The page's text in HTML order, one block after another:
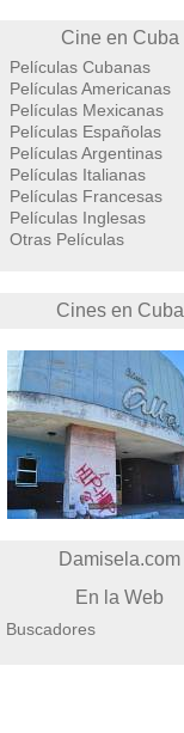
Cine en Cuba
Películas Cubanas
Películas Americanas
Películas Mexicanas
Películas Españolas
Películas Argentinas
Películas Italianas
Películas Francesas
Películas Inglesas
Otras Películas
Cines en Cuba
Damisela.com
En la Web
Buscadores